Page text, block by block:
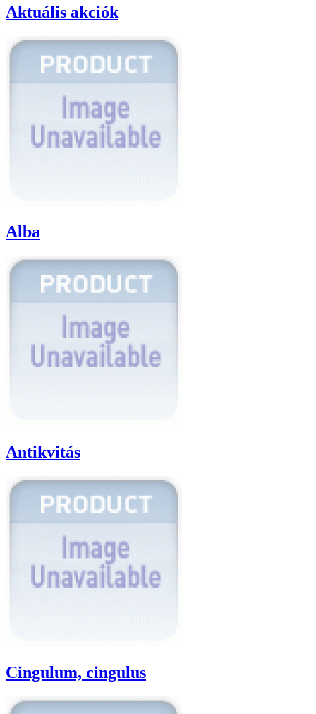
Aktuális akciók
Alba
Antikvitás
Cingulum, cingulus